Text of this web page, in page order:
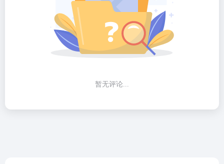
暂无评论...